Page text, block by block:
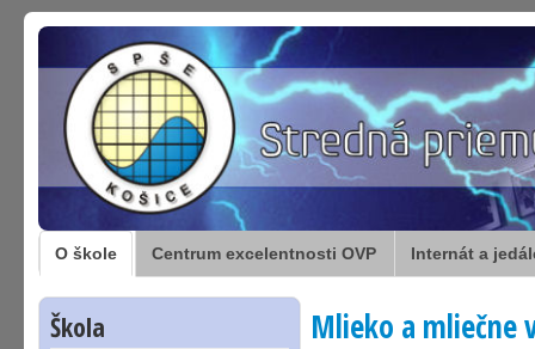
O škole Centrum excelentnosti OVP Internát a
Škola Mlieko a mliečne